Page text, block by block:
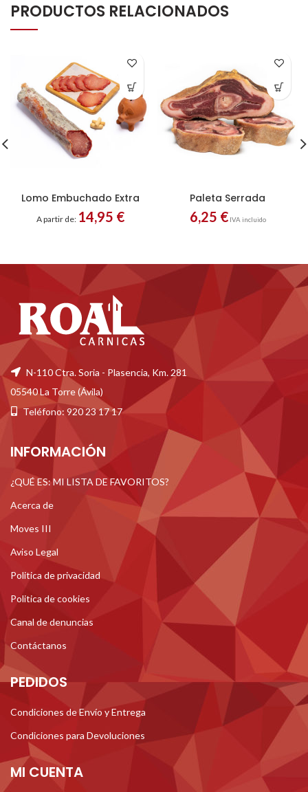
PRODUCTOS RELACIONADOS
Lomo Embuchado Extra
A partir de: 14,95 €
Paleta Serrada
6,25 € IVA incluido
N-110 Ctra. Soria - Plasencia, Km. 281
05540 La Torre (Ávila)
Teléfono: 920 23 17 17
INFORMACIÓN
¿QUÉ ES: MI LISTA DE FAVORITOS?
Acerca de
Moves III
Aviso Legal
Politica de privacidad
Politica de cookies
Canal de denuncias
Contáctanos
PEDIDOS
Condiciones de Envío y Entrega
Condiciones para Devoluciones
MI CUENTA